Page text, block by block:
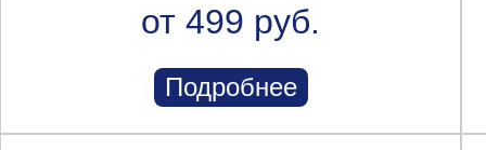
от 499 руб.
Подробнее